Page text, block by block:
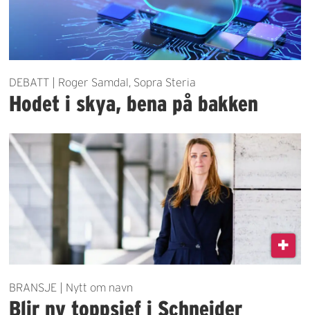
DEBATT | Roger Samdal, Sopra Steria
Hodet i skya, bena på bakken
BRANSJE | Nytt om navn
Blir ny toppsjef i Schneider